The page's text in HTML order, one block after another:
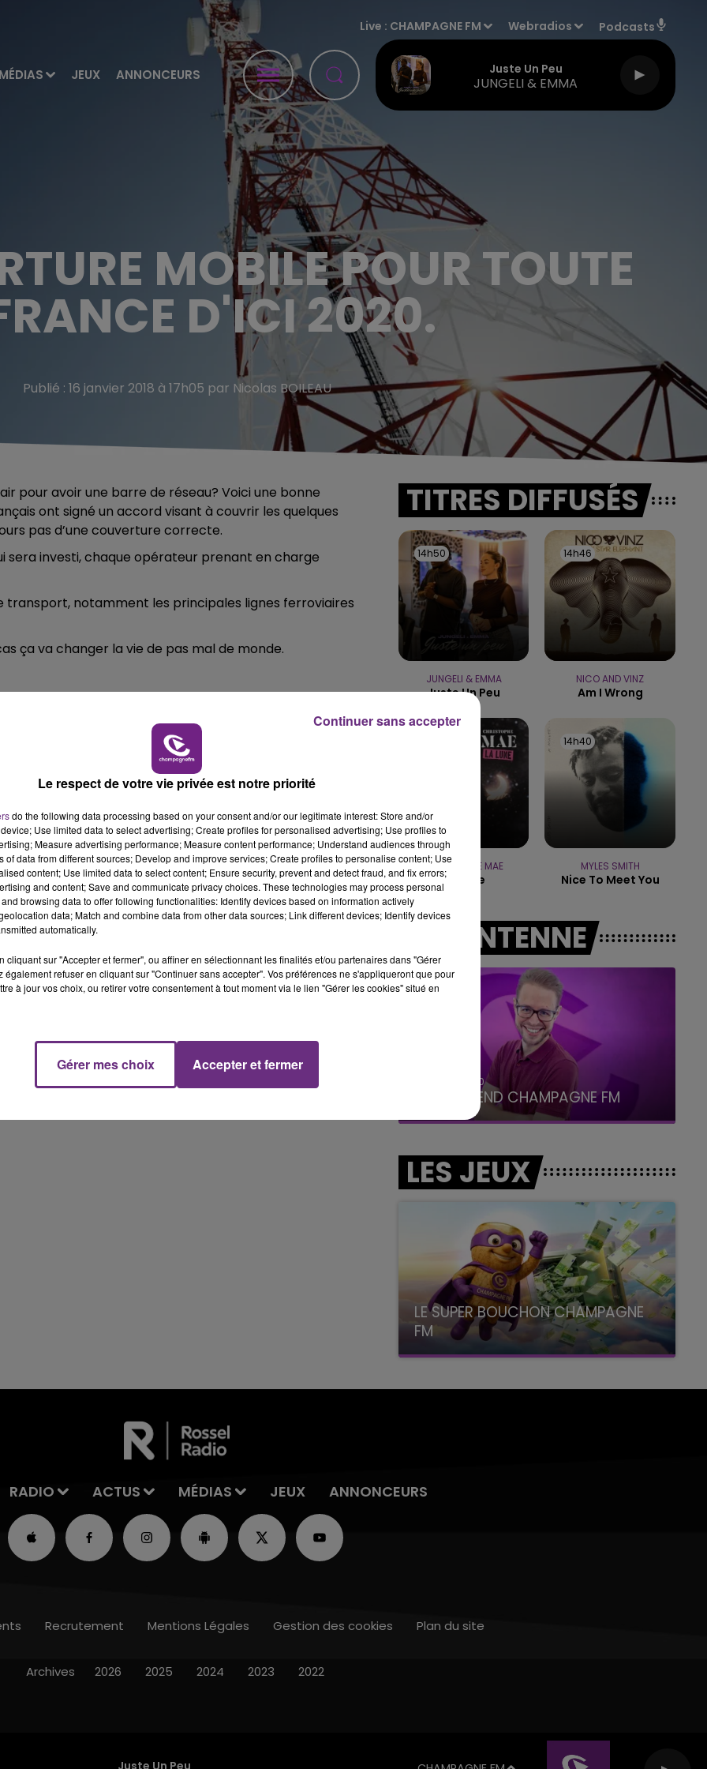
MÉDIAS JEUX ANNONCEURS
Live : CHAMPAGNE FM Webradios Podcasts
Juste Un Peu
JUNGELI & EMMA
LE WEEK-END CHAMPAGNE FM
7h00 - 12h00
LE WEEK-END CHAMPAGNE FM
MOBILE POUR TOUTE
D'ICI 2020.
Publié : 16 janvier 2018 à 17h05 par Nicolas BOILEAU
pour avoir une barre de réseau? Voici une bonne
ont signé un accord visant à couvrir les quelques
pas d’une couverture correcte.
sera investi, chaque opérateur prenant en charge
transport, notamment les principales lignes ferroviaires
ça va changer la vie de pas mal de monde.
LE MAGASIN JOUÉCLUB DE REIMS FERME
SES PORTES
C'était l'une des institutions du centre-ville
rémois. Le magasin JouéClub est contraint de
TITRES DIFFUSÉS
14h50
14h50
JUNGELI & EMMA
Juste Un Peu
14h46
14h46
NICO AND VINZ
Am I Wrong
CHRISTOPHE MAE
La Lune
14h40
14h40
MYLES SMITH
Nice To Meet You
A L'ANTENNE
16h00 - 20h00
LE WEEK-END CHAMPAGNE FM
LES JEUX
LE SUPER BOUCHON CHAMPAGNE
FM
avec La Famille Champagne FM, à 8H10
RADIO ACTUS MÉDIAS JEUX ANNONCEURS
Juste Un Peu
Recrutement Mentions Légales Gestion des cookies Plan du site
Archives 2026 2025 2024 2023 2022
Le respect de votre vie privée est notre priorité
do the following data processing based on your consent and/or our legitimate interest: Store and/or
Use limited data to select advertising; Create profiles for personalised advertising; Use profiles to
Measure advertising performance; Measure content performance; Understand audiences through
of data from different sources; Develop and improve services; Create profiles to personalise content; Use
content; Use limited data to select content; Ensure security, prevent and detect fraud, and fix errors;
and content; Save and communicate privacy choices. These technologies may process personal
browsing data to offer following functionalities: Identify devices based on information actively
data; Match and combine data from other data sources; Link different devices; Identify devices
automatically.
cliquant sur "Accepter et fermer", ou affiner en sélectionnant les finalités et/ou partenaires dans "Gérer
également refuser en cliquant sur "Continuer sans accepter". Vos préférences ne s'appliqueront que pour
à jour vos choix, ou retirer votre consentement à tout moment via le lien "Gérer les cookies" situé en
Gérer mes choix Accepter et fermer
Continuer sans accepter